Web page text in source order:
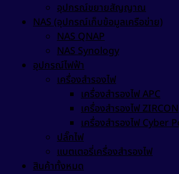
อุปกรณ์ขยายสัญญาณ
NAS (อุปกรณ์เก็บข้อมูลเครือข่าย)
NAS QNAP
NAS Synology
อุปกรณ์ไฟฟ้า
เครื่องสำรองไฟ
เครื่องสำรองไฟ APC
เครื่องสำรองไฟ ZIRCON
เครื่องสำรองไฟ Cyber
ปลั๊กไฟ
แบตเตอรี่เครื่องสำรองไฟ
สินค้าทั้งหมด